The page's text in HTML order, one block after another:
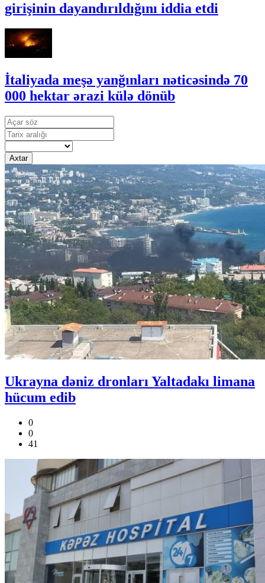
girişinin dayandırıldığını iddia etdi
İtaliyada meşə yanğınları nəticəsində 70
000 hektar ərazi külə dönüb
Axtar
Ukrayna dəniz dronları Yaltadakı limana
hücum edib
0
0
41